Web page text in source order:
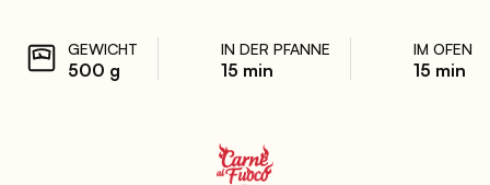
GEWICHT
500 g
IN DER PFANNE
15 min
IM OFEN
15 min